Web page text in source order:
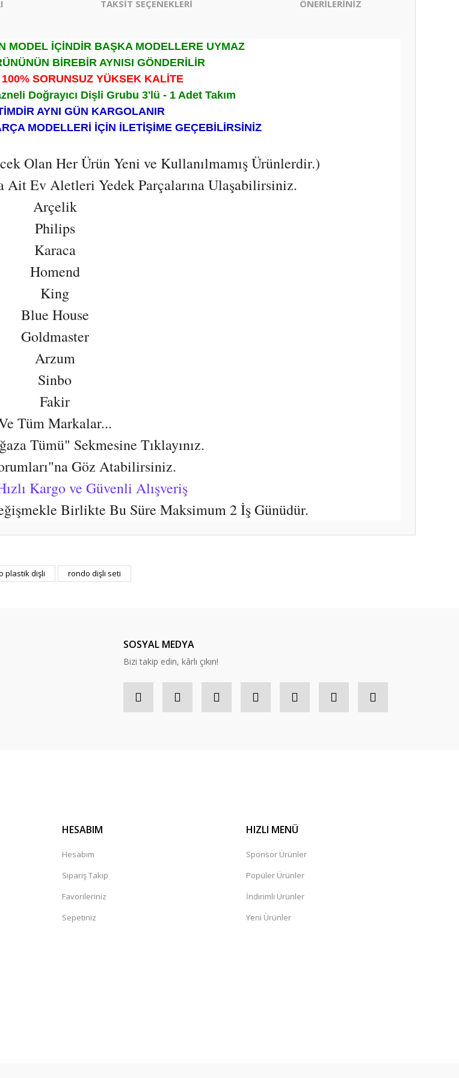
TAKSİT SEÇENEKLERİ ÖNERİLERİNİZ
MODEL İÇİNDİR BAŞKA MODELLERE UYMAZ
BİREBİR AYNISI GÖNDERİLİR
SORUNSUZ YÜKSEK KALİTE
Doğrayıcı Dişli Grubu 3'lü - 1 Adet Takım
AYNI GÜN KARGOLANIR
MODELLERİ İÇİN İLETİŞİME GEÇEBİLİRSİNİZ
Olan Her Ürün Yeni ve Kullanılmamış Ürünlerdir.)
Ait Ev Aletleri Yedek Parçalarına Ulaşabilirsiniz.
Arçelik
Philips
Karaca
Homend
King
Blue House
Goldmaster
Arzum
Sinbo
Fakir
Tüm Markalar...
Tümü" Sekmesine Tıklayınız.
Göz Atabilirsiniz.
Kargo ve Güvenli Alışveriş
Birlikte Bu Süre Maksimum 2 İş Günüdür.
Bu ürüne ilk yorumu siz yapın!
plastik dişli rondo dişli seti
SOSYAL MEDYA
Bizi takip edin, kârlı çıkın!
HESABIM
Hesabım
Sipariş Takip
Favorileriniz
Sepetiniz
HIZLI MENÜ
Sponsor Ürünler
Popüler Ürünler
İndirimli Ürünler
Yeni Ürünler